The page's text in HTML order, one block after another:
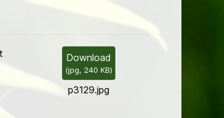
Download
(jpg, 240 KB)
p3129.jpg